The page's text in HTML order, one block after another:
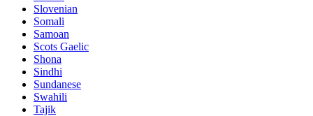
Slovenian
Somali
Samoan
Scots Gaelic
Shona
Sindhi
Sundanese
Swahili
Tajik